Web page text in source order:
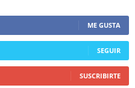
ME GUSTA
SEGUIR
SUSCRIBIRTE